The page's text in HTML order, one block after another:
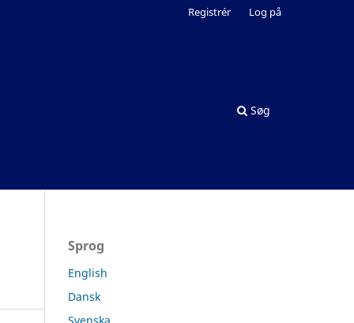
Søg
Registrér Log på
Sprog
English
Dansk